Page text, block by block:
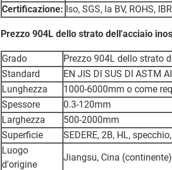
Certificazione: Iso, SGS, la BV, ROHS,
Prezzo 904L dello strato dell'acciaio
Grado
Prezzo 904L dello strato
Standard
EN JIS DI SUS DI ASTM
Lunghezza
1000-6000mm o come
Spessore
0.3-120mm
Larghezza
500-2000mm
Superficie
SEDERE, 2B, HL,
Luogo
d'origine
Jiangsu, Cina (continente)